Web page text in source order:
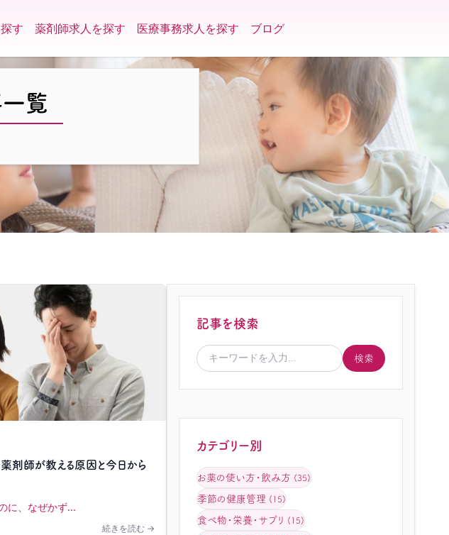
す 薬剤師求人を探す 医療事務求人を探す ブログ
覧
剤師が教える原因と今日から
に、なぜかず...
続きを読む →
記事を検索
検索
カテゴリー別
お薬の使い方・飲み方 (35)
季節の健康管理 (15)
食べ物・栄養・サプリ (15)